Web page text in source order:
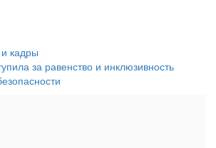
кадры
за равенство и инклюзивность